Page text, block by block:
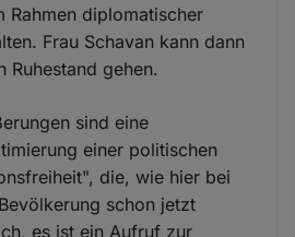
Rahmen diplomatischer
Frau Schavan kann dann
Ruhestand gehen.
sind eine
einer politischen
die, wie hier bei
schon jetzt
es ist ein Aufruf zur